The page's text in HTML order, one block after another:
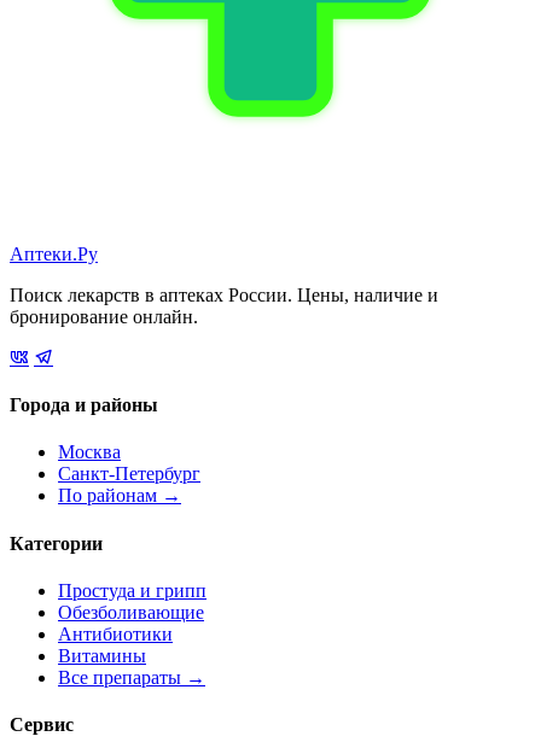
Аптеки.Ру
Поиск лекарств в аптеках России. Цены, наличие и
бронирование онлайн.
Города и районы
Москва
Санкт-Петербург
По районам →
Категории
Простуда и грипп
Обезболивающие
Антибиотики
Витамины
Все препараты →
Сервис